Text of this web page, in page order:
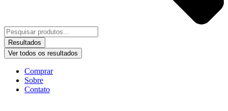
Resultados
Ver todos os resultados
Comprar
Sobre
Contato